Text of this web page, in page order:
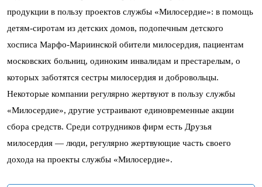
продукции в пользу проектов службы «Милосердие»: в помощь
детям-сиротам из детских домов, подопечным детского
хосписа Марфо-Мариинской обители милосердия, пациентам
московских больниц, одиноким инвалидам и престарелым, о
которых заботятся сестры милосердия и добровольцы.
Некоторые компании регулярно жертвуют в пользу службы
«Милосердие», другие устраивают единовременные акции
сбора средств. Среди сотрудников фирм есть Друзья
милосердия — люди, регулярно жертвующие часть своего
дохода на проекты службы «Милосердие».